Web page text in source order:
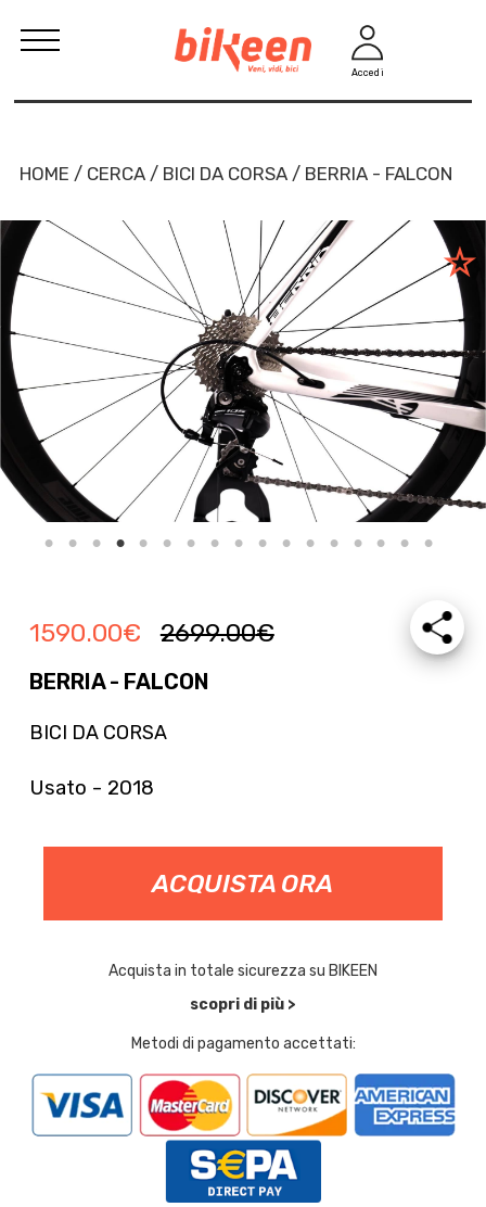
Accedi
HOME / CERCA / BICI DA CORSA / BERRIA - FALCON
1590.00€ 2699.00€
BERRIA - FALCON
BICI DA CORSA
Usato - 2018
ACQUISTA ORA
Acquista in totale sicurezza su BIKEEN
scopri di più >
Metodi di pagamento accettati: